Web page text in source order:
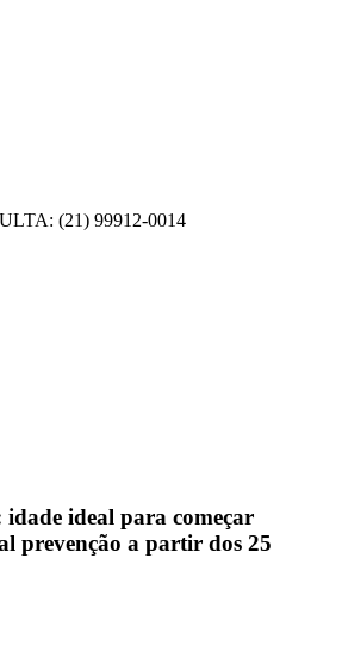
(21) 99912-0014
idade ideal para começar
prevenção a partir dos 25